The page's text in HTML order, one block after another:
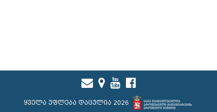
ყველა უფლება დაცულია 2026